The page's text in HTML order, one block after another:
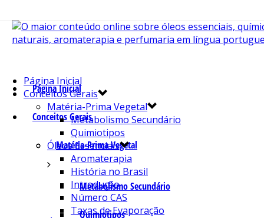
Página Inicial
Conceitos Gerais
Matéria-Prima Vegetal
Metabolismo Secundário
Quimiotipos
Página Inicial
Conceitos Gerais
Matéria-Prima Vegetal
Metabolismo Secundário
Quimiotipos
Óleos Essenciais
Aromaterapia
História no Brasil
Introdução
Número CAS
Taxas de Evaporação